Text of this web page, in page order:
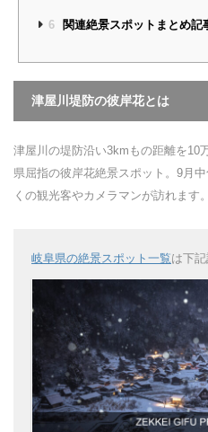
6 関連絶景スポットまとめ記
津屋川堤防の彼岸花とは
津屋川の堤防沿い3kmもの距離を10
県屈指の彼岸花絶景スポット。9月
くの観光客やカメラマンが訪れます。
岐阜県の絶景スポット一覧は下